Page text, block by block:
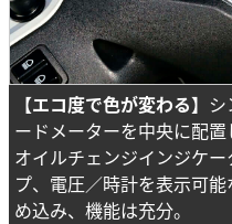
【エコ度で色が変わる】
ードメーターを中央に配
オイルチェンジインジケ
プ、電圧／時計を表示可
め込み、機能は充分。